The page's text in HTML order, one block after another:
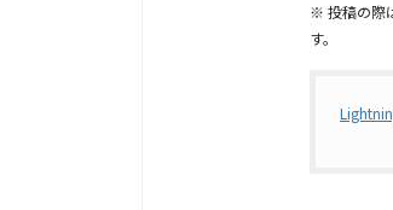
※ 投稿の際
す。